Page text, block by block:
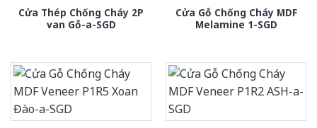
Cửa Thép Chống Cháy 2P
van Gỗ-a-SGD
Cửa Gỗ Chống Cháy MDF
Melamine 1-SGD